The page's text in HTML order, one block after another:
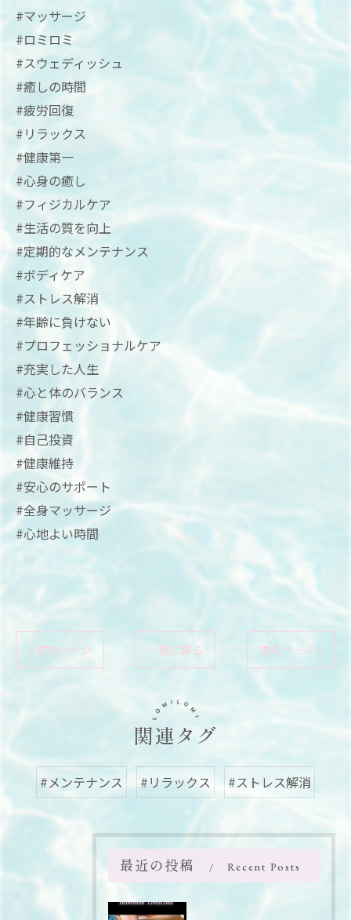
#マッサージ
#ロミロミ
#スウェディッシュ
#癒しの時間
#疲労回復
#リラックス
#健康第一
#心身の癒し
#フィジカルケア
#生活の質を向上
#定期的なメンテナンス
#ボディケア
#ストレス解消
#年齢に負けない
#プロフェッショナルケア
#充実した人生
#心と体のバランス
#健康習慣
#自己投資
#健康維持
#安心のサポート
#全身マッサージ
#心地よい時間
< 前のページ 一覧に戻る 次のページ >
関連タグ
#メンテナンス #リラックス #ストレス解消
最近の投稿 Recent Posts